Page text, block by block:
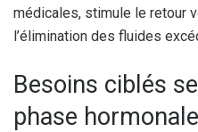
médicales, stimule le retour
l’élimination des fluides
Besoins ciblés
phase hormonale